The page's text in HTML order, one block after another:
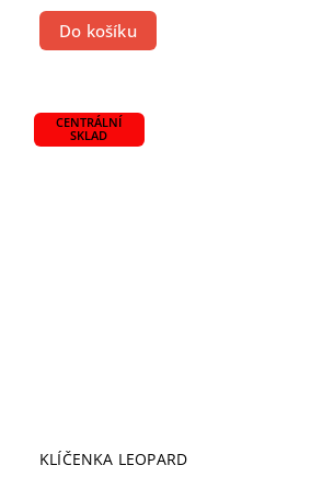
Do košíku
CENTRÁLNÍ
SKLAD
KLÍČENKA LEOPARD